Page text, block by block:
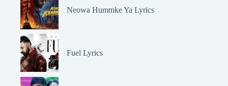
Neowa Hummke Ya Lyrics
Fuel Lyrics